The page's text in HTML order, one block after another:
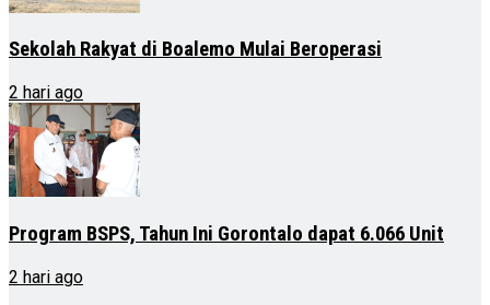
Sekolah Rakyat di Boalemo Mulai Beroperasi
2 hari ago
Program BSPS, Tahun Ini Gorontalo dapat 6.066 Unit
2 hari ago